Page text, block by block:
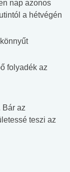
nap azonos
a hétvégén
folyadék az
Bár az
teszi az